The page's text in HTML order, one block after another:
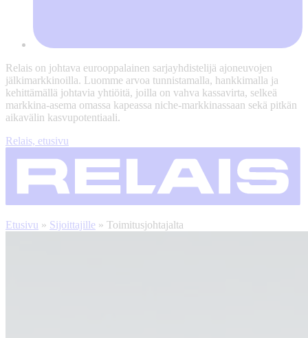
Relais on johtava eurooppalainen sarjayhdistelijä ajoneuvojen
jälkimarkkinoilla. Luomme arvoa tunnistamalla, hankkimalla ja
kehittämällä johtavia yhtiöitä, joilla on vahva kassavirta, selkeä
markkina-asema omassa kapeassa niche-markkinassaan sekä pitkän
aikavälin kasvupotentiaali.
Relais, etusivu
Etusivu » Sijoittajille » Toimitusjohtajalta